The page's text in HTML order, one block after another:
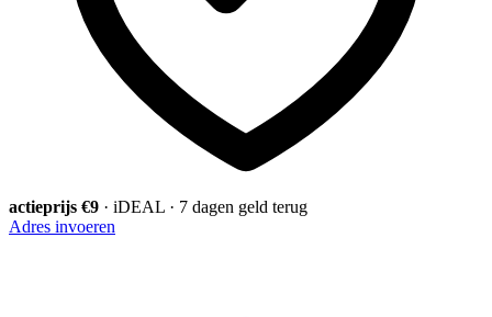
actieprijs €9 · iDEAL · 7 dagen geld terug
Adres invoeren